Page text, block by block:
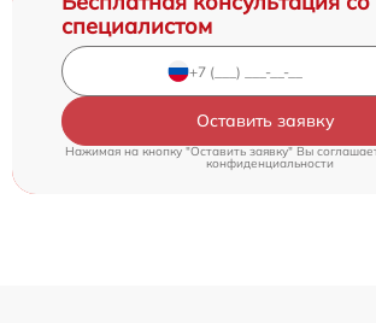
специалистом
Оставить заявку
Нажимая на кнопку "Оставить заявку" Вы
конфиденциальности